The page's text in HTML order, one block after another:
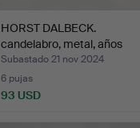
HORST DALBECK.
candelabro, metal, años
60.
Subastado 21 nov 2024
6 pujas
93 USD